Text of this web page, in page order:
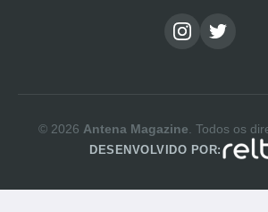
© 2026 Antena Magazine . Todos os
DESENVOLVIDO POR: